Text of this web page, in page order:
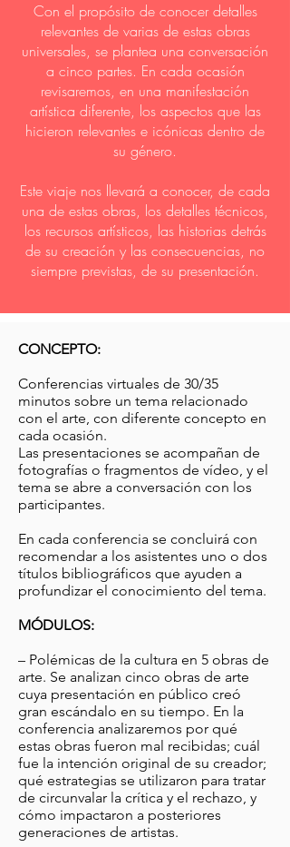
Con el propósito de conocer detalles
relevantes de varias de estas obras
universales, se plantea una conversación
a cinco partes. En cada ocasión
revisaremos, en una manifestación
artística diferente, los aspectos que las
hicieron relevantes e icónicas dentro de
su género.
Este viaje nos llevará a conocer, de cada
una de estas obras, los detalles técnicos,
los recursos artísticos, las historias detrás
de su creación y las consecuencias, no
siempre previstas, de su presentación.
CONCEPTO:
Conferencias virtuales de 30/35
minutos sobre un tema relacionado
con el arte, con diferente concepto en
cada ocasión.
Las presentaciones se acompañan de
fotografías o fragmentos de vídeo, y el
tema se abre a conversación con los
participantes.
En cada conferencia se concluirá con
recomendar a los asistentes uno o dos
títulos bibliográficos que ayuden a
profundizar el conocimiento del tema.
MÓDULOS:
– Polémicas de la cultura en 5 obras de
arte. Se analizan cinco obras de arte
cuya presentación en público creó
gran escándalo en su tiempo. En la
conferencia analizaremos por qué
estas obras fueron mal recibidas; cuál
fue la intención original de su creador;
qué estrategias se utilizaron para tratar
de circunvalar la crítica y el rechazo, y
cómo impactaron a posteriores
generaciones de artistas.